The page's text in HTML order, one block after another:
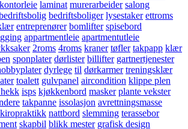
kontorleie laminat murerarbeider salong
bedriftsboliger lysestaker ettroms
entreprenører bomlifter spisebord
appartmentleie apartmentutleie
2roms 4roms kraner tøfler takpapp klær
sponplater dørlister billifter gartnertjenester
dyrlege til dørkarmer treningsklær
toalett gulvpanel aircondition klippe plen
isps kjøkkenbord masker plante vekster
takpanne issolasjon avrettningsmasse
kiropraktikk nattbord slemming terassebor
skapbil blikk mester grafisk design